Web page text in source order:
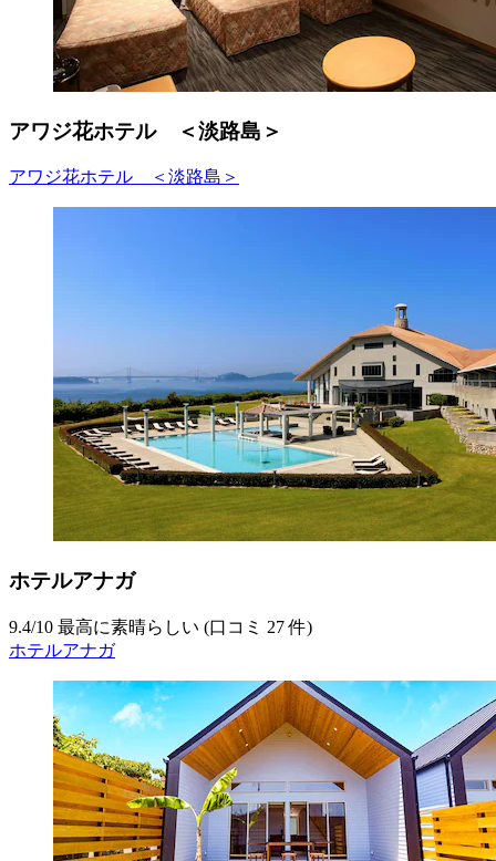
アワジ花ホテル ＜淡路島＞
アワジ花ホテル ＜淡路島＞
ホテルアナガ
9.4/10 最高に素晴らしい (口コミ 27 件)
ホテルアナガ